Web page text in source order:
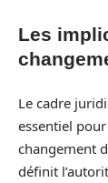
Les
Le cadre
essentiel
changement
définit